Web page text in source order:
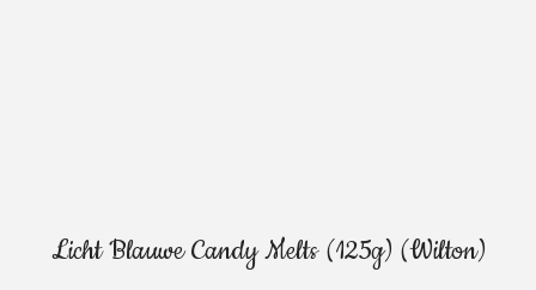
Licht Blauwe Candy Melts (125g) (Wilton)